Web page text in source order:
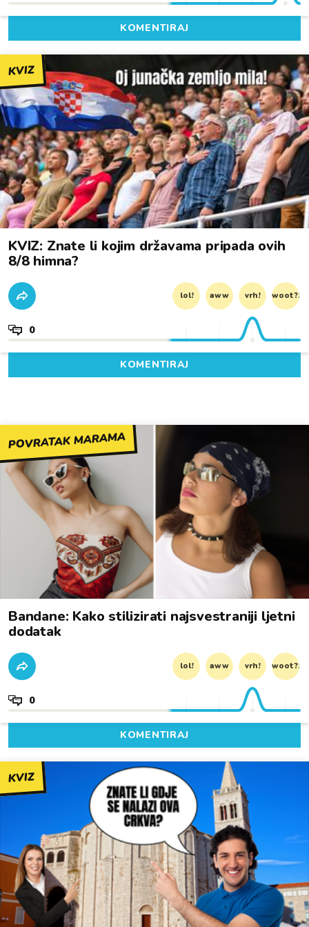
KOMENTIRAJ
KVIZ
KVIZ: Znate li kojim državama pripada ovih
8/8 himna?
lol! aww vrh! woot?!
0
KOMENTIRAJ
POVRATAK MARAMA
Bandane: Kako stilizirati najsvestraniji ljetni
dodatak
lol! aww vrh! woot?!
0
KOMENTIRAJ
KVIZ